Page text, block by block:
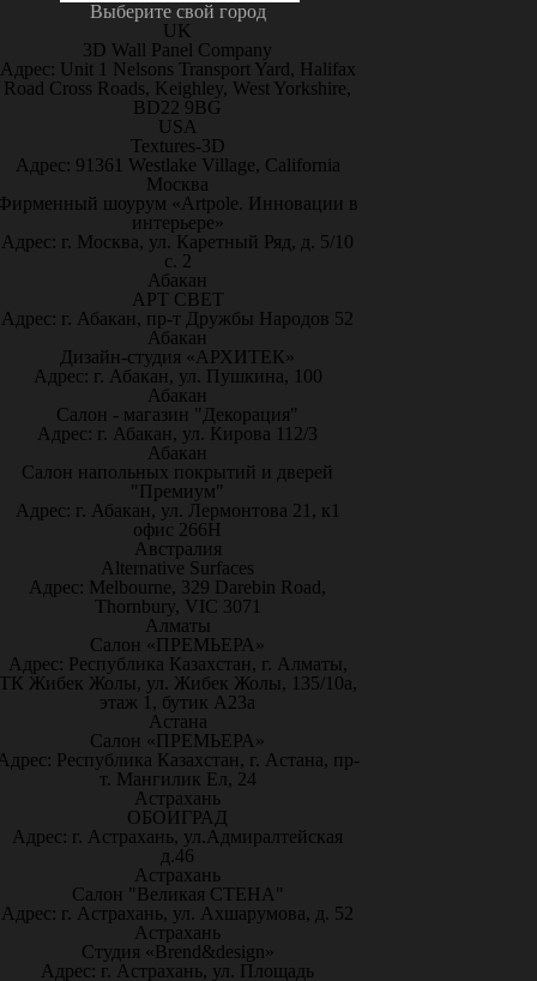
Выберите свой город
UK
3D Wall Panel Company
Адрес: Unit 1 Nelsons Transport Yard, Halifax
Road Cross Roads, Keighley, West Yorkshire,
BD22 9BG
USA
Textures-3D
Адрес: 91361 Westlake Village, California
Москва
шоурум «Artpole. Инновации в
интерьере»
Адрес: г. Москва, ул. Каретный Ряд, д. 5/10
с. 2
Абакан
АРТ СВЕТ
Адрес: г. Абакан, пр-т Дружбы Народов 52
Абакан
Дизайн-студия «АРХИТЕК»
Адрес: г. Абакан, ул. Пушкина, 100
Абакан
Салон - магазин "Декорация"
Адрес: г. Абакан, ул. Кирова 112/3
Абакан
Салон напольных покрытий и дверей
"Премиум"
Адрес: г. Абакан, ул. Лермонтова 21, к1
офис 266Н
Австралия
Alternative Surfaces
Адрес: Melbourne, 329 Darebin Road,
Thornbury, VIC 3071
Алматы
Салон «ПРЕМЬЕРА»
Адрес: Республика Казахстан, г. Алматы,
Жибек Жолы, ул. Жибек Жолы, 135/10а,
этаж 1, бутик А23а
Астана
Салон «ПРЕМЬЕРА»
Республика Казахстан, г. Астана, пр-
т. Мангилик Ел, 24
Астрахань
ОБОИГРАД
Адрес: г. Астрахань, ул.Адмиралтейская
д.46
Астрахань
Салон "Великая СТЕНА"
Адрес: г. Астрахань, ул. Ахшарумова, д. 52
Астрахань
Студия «Brend&design»
Адрес: г. Астрахань, ул. Площадь